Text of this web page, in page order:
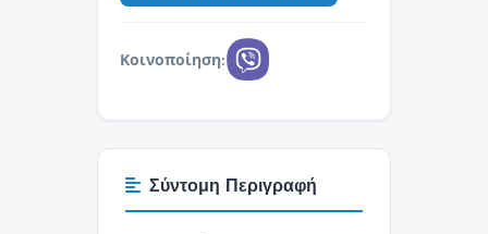
Κοινοποίηση:
Σύντομη Περιγραφή